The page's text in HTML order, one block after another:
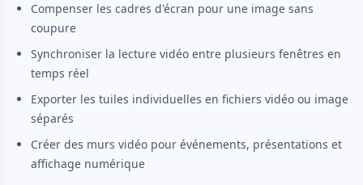
Compenser les cadres d'écran pour une image sans
coupure
Synchroniser la lecture vidéo entre plusieurs fenêtres en
temps réel
Exporter les tuiles individuelles en fichiers vidéo ou image
séparés
Créer des murs vidéo pour événements, présentations et
affichage numérique